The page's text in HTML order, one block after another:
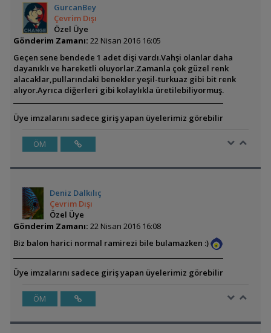
GurcanBey
Çevrim Dışı
Özel Üye
Gönderim Zamanı: 22 Nisan 2016 16:05
Geçen sene bendede 1 adet dişi vardı.Vahşi olanlar daha
dayanıklı ve hareketli oluyorlar.Zamanla çok güzel renk
alacaklar,pullarındaki benekler yeşil-turkuaz gibi bit renk
alıyor.Ayrıca diğerleri gibi kolaylıkla üretilebiliyormuş.
Üye imzalarını sadece giriş yapan üyelerimiz görebilir
ÖM
Deniz Dalkılıç
Çevrim Dışı
Özel Üye
Gönderim Zamanı: 22 Nisan 2016 16:08
Biz balon harici normal ramirezi bile bulamazken :)
Üye imzalarını sadece giriş yapan üyelerimiz görebilir
ÖM